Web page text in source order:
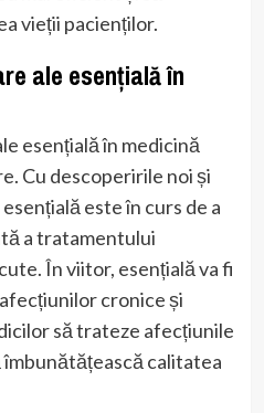
vieții pacienților.
ale esențială în
esențială în medicină
Cu descoperirile noi și
este în curs de a
a tratamentului
În viitor, esențială va fi
cronice și
să trateze afecțiunile
îmbunătățească calitatea